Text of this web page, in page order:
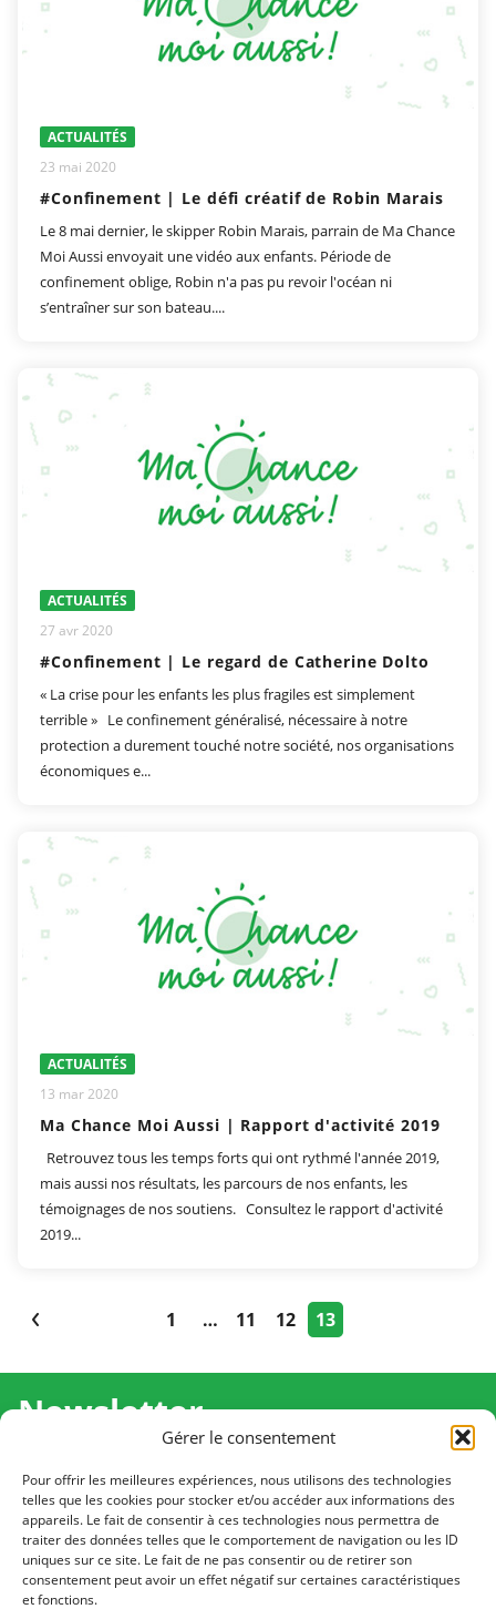
Gérer le consentement
Pour offrir les meilleures expériences, nous utilisons des technologies
telles que les cookies pour stocker et/ou accéder aux informations des
appareils. Le fait de consentir à ces technologies nous permettra de
traiter des données telles que le comportement de navigation ou les ID
uniques sur ce site. Le fait de ne pas consentir ou de retirer son
consentement peut avoir un effet négatif sur certaines caractéristiques
et fonctions.
ACTUALITÉS
23 mai 2020
#Confinement | Le défi créatif de Robin Marais
Le 8 mai dernier, le skipper Robin Marais, parrain de Ma Chance
Moi Aussi envoyait une vidéo aux enfants. Période de
confinement oblige, Robin n'a pas pu revoir l'océan ni
s’entraîner sur son bateau....
ACTUALITÉS
27 avr 2020
#Confinement | Le regard de Catherine Dolto
« La crise pour les enfants les plus fragiles est simplement
terrible » Le confinement généralisé, nécessaire à notre
protection a durement touché notre société, nos organisations
économiques e...
ACTUALITÉS
13 mar 2020
Ma Chance Moi Aussi | Rapport d'activité 2019
Retrouvez tous les temps forts qui ont rythmé l'année 2019,
mais aussi nos résultats, les parcours de nos enfants, les
témoignages de nos soutiens. Consultez le rapport d'activité
2019...
1 … 11 12 13
Newsletter
Recevez l'actualité de Ma Chance Moi Aussi pour en
savoir plus sur nos temps forts et nos résultats.
Cliquez pour vous inscrire